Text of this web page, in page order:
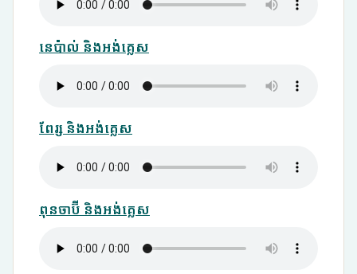
នេប៉ាល់ និងអង់គ្លេស
ពែរ្ស និងអង់គ្លេស
ពុនចាប៊ី និងអង់គ្លេស